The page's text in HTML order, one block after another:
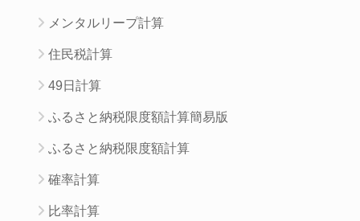
メンタルリープ計算
住民税計算
49日計算
ふるさと納税限度額計算簡易版
ふるさと納税限度額計算
確率計算
比率計算